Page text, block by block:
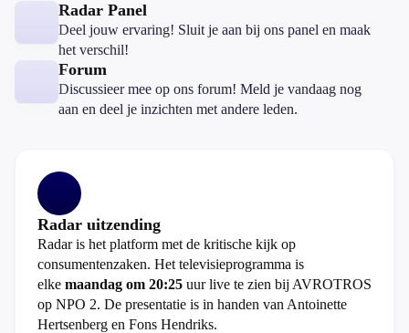
Radar Panel
Deel jouw ervaring! Sluit je aan bij ons panel en maak
het verschil!
Forum
Discussieer mee op ons forum! Meld je vandaag nog
aan en deel je inzichten met andere leden.
Radar uitzending
Radar is het platform met de kritische kijk op
consumentenzaken. Het televisieprogramma is
elke maandag om 20:25 uur live te zien bij AVROTROS
op NPO 2. De presentatie is in handen van Antoinette
Hertsenberg en Fons Hendriks.